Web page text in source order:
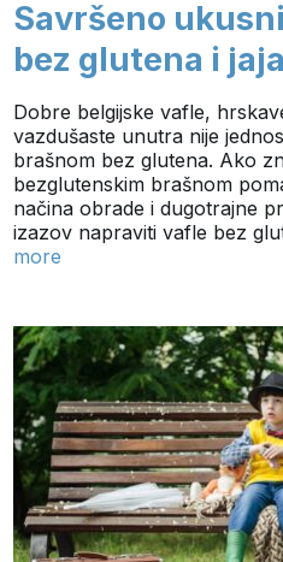
Savršeno
bez glutena i jaja
Dobre belgijske vafle,
vazdušaste unutra nije
brašnom bez glutena. Ako
bezglutenskim brašnom
načina obrade i dugotrajne
izazov napraviti vafle bez
more